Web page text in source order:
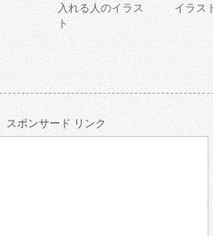
入れる人のイラス
ト
イラス
スポンサード リンク